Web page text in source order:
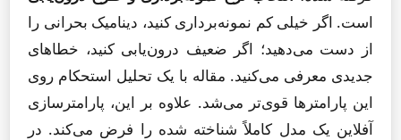
است. اگر خیلی کم نمونه‌برداری کنید، دینامیک بحرانی را
از دست می‌دهید؛ اگر ضعیف درون‌یابی کنید، خطاهای
جدیدی معرفی می‌کنید. مقاله با یک تحلیل استحکام روی
این پارامترها قوی‌تر می‌شد. علاوه بر این، پارامترسازی
آفلاین یک مدل کاملاً شناخته شده را فرض می‌کند. در